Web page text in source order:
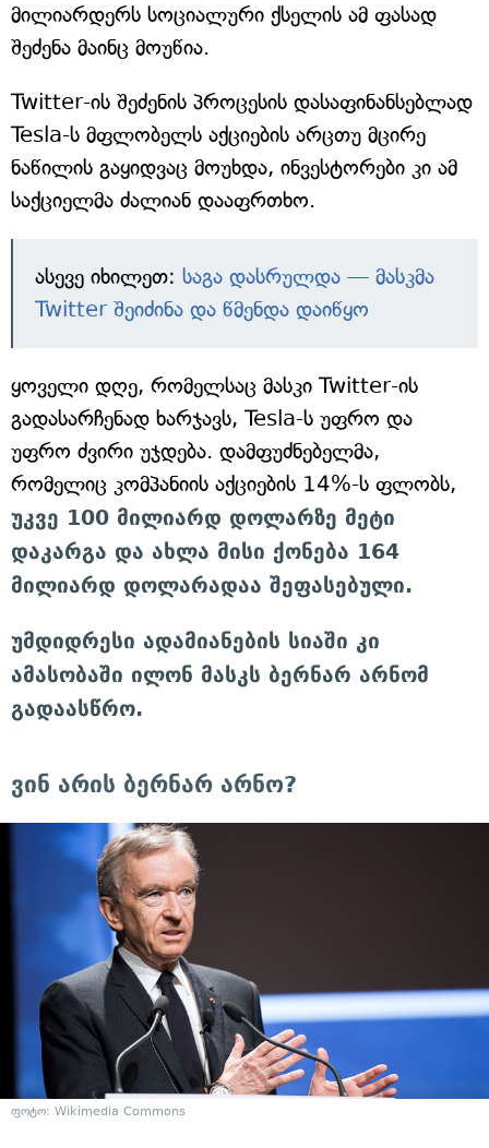
მილიარდერს სოციალური ქსელის ამ ფასად
შეძენა მაინც მოუწია.
Twitter-ის შეძენის პროცესის დასაფინანსებლად
Tesla-ს მფლობელს აქციების არცთუ მცირე
ნაწილის გაყიდვაც მოუხდა, ინვესტორები კი ამ
საქციელმა ძალიან დააფრთხო.
ასევე იხილეთ: საგა დასრულდა — მასკმა
Twitter შეიძინა და წმენდა დაიწყო
ყოველი დღე, რომელსაც მასკი Twitter-ის
გადასარჩენად ხარჯავს, Tesla-ს უფრო და
უფრო ძვირი უჯდება. დამფუძნებელმა,
რომელიც კომპანიის აქციების 14%-ს ფლობს,
უკვე 100 მილიარდ დოლარზე მეტი
დაკარგა და ახლა მისი ქონება 164
მილიარდ დოლარადაა შეფასებული.
უმდიდრესი ადამიანების სიაში კი
ამასობაში ილონ მასკს ბერნარ არნომ
გადაასწრო.
ვინ არის ბერნარ არნო?
ფოტო: Wikimedia Commons